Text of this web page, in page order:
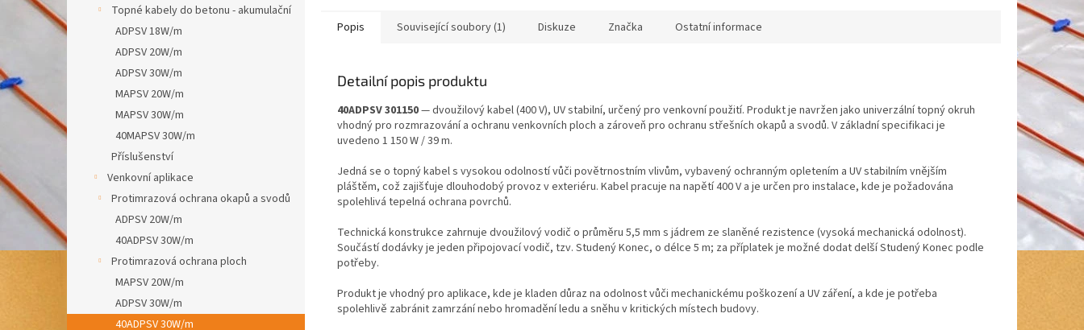
Topné kabely do betonu - akumulační
ADPSV 18W/m
ADPSV 20W/m
ADPSV 30W/m
MAPSV 20W/m
MAPSV 30W/m
40MAPSV 30W/m
Příslušenství
Venkovní aplikace
Protimrazová ochrana okapů a svodů
ADPSV 20W/m
40ADPSV 30W/m
Protimrazová ochrana ploch
MAPSV 20W/m
ADPSV 30W/m
40ADPSV 30W/m
Popis Související soubory (1) Diskuze Značka Ostatní informace
Detailní popis produktu
40ADPSV 301150— dvoužilový kabel (400 V), UV stabilní, určený pro venkovní použití. Produkt je navržen jako univerzální topný okruh
vhodný pro rozmrazování a ochranu venkovních ploch a zároveň pro ochranu střešních okapů a svodů. V základní specifikaci je
uvedeno 1 150 W / 39 m.
Jedná se o topný kabel s vysokou odolností vůči povětrnostním vlivům, vybavený ochranným opletením a UV stabilním vnějším
pláštěm, což zajišťuje dlouhodobý provoz v exteriéru. Kabel pracuje na napětí 400 V a je určen pro instalace, kde je požadována
spolehlivá tepelná ochrana povrchů.
Technická konstrukce zahrnuje dvoužilový vodič o průměru 5,5 mm s jádrem ze slaněné rezistence (vysoká mechanická odolnost).
Součástí dodávky je jeden připojovací vodič, tzv. Studený Konec, o délce 5 m; za příplatek je možné dodat delší Studený Konec podle
potřeby.
Produkt je vhodný pro aplikace, kde je kladen důraz na odolnost vůči mechanickému poškození a UV záření, a kde je potřeba
spolehlivě zabránit zamrzání nebo hromadění ledu a sněhu v kritických místech budovy.